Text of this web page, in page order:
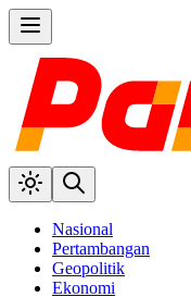
Nasional
Pertambangan
Geopolitik
Ekonomi